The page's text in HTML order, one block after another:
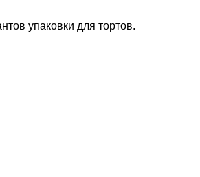
упаковки для тортов.